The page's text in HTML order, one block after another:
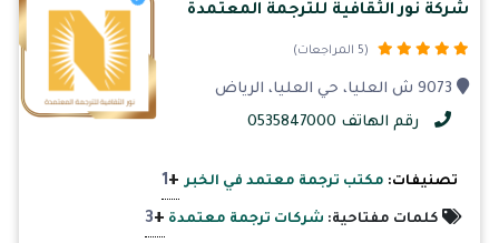
شركة نور الثقافية للترجمة المعتمدة
(5 المراجعات)
رقم الهاتف 0535847000
تصنيفات: مكتب ترجمة معتمد في الخبر +
1
كلمات مفتاحية: شركات ترجمة معتمدة +
3